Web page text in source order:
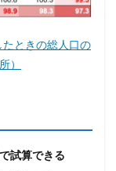
ときの総人口の
）
試算できる